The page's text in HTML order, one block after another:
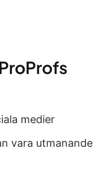
medier
vara utmanande